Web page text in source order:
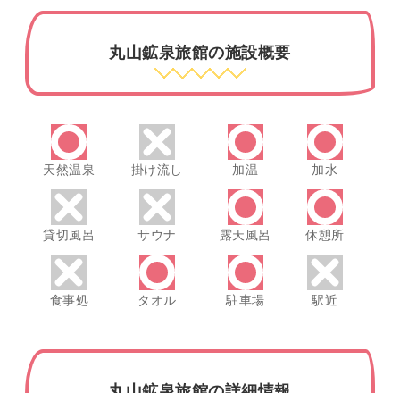
丸山鉱泉旅館の施設概要
天然温泉 掛け流し 加温 加水
貸切風呂 サウナ 露天風呂 休憩所
食事処 タオル 駐車場 駅近